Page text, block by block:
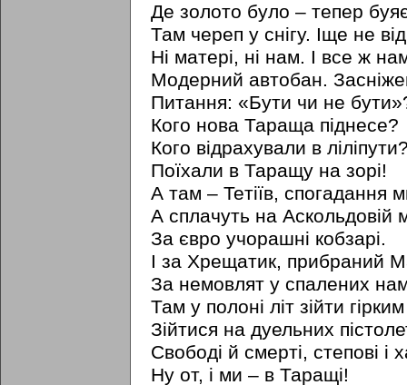
Де золото було – тепер
Там череп у снігу. Iще не
Hi матері, ні нам. I все ж
Модерний автобан.
Питання: «Бути чи не
Кого нова Тараща піднесе?
Кого відрахували в
Поїхали в Таращу на зорі!
А там – Teтіїв, спогадання
А сплачуть на Аскольдовій
За євро учорашні кобзарі.
I за Хрещатик, прибраний
За немовлят у спалених
Там у полоні літ зійти
Зійтися на дуельних
Свободі й смерті, степові і
Ну от, i ми – в Таращі!